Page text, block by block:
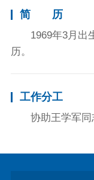
简 历
1969年3月出
历。
工作分工
协助王学军同